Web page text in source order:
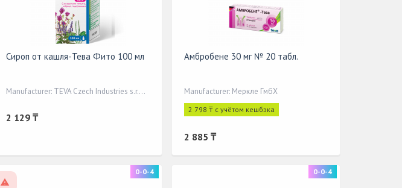
Сироп от кашля-Тева Фито 100 мл
Manufacturer: TEVA Czech Industries s.r.o. (CZECHIA)
2 129 ₸
Амбробене 30 мг № 20 табл.
Manufacturer: Меркле ГмбХ
2 798 ₸ с учётом кешбэка
2 885 ₸
0-0-4 0-0-4